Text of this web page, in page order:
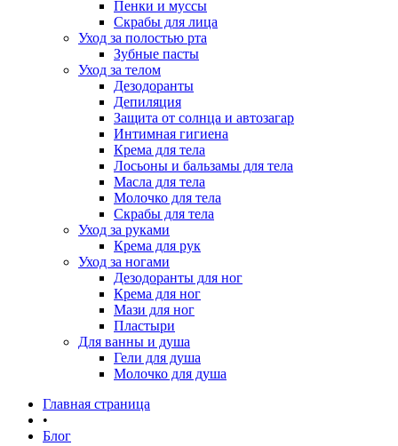
Пенки и муссы
Скрабы для лица
Уход за полостью рта
Зубные пасты
Уход за телом
Дезодоранты
Депиляция
Защита от солнца и автозагар
Интимная гигиена
Крема для тела
Лосьоны и бальзамы для тела
Масла для тела
Молочко для тела
Скрабы для тела
Уход за руками
Крема для рук
Уход за ногами
Дезодоранты для ног
Крема для ног
Мази для ног
Пластыри
Для ванны и душа
Гели для душа
Молочко для душа
Главная страница
•
Блог